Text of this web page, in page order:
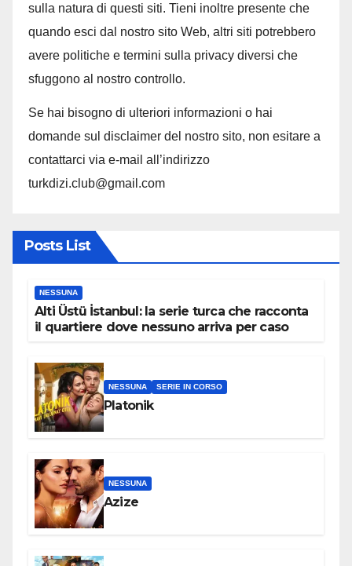
sulla natura di questi siti. Tieni inoltre presente che
quando esci dal nostro sito Web, altri siti potrebbero
avere politiche e termini sulla privacy diversi che
sfuggono al nostro controllo.
Se hai bisogno di ulteriori informazioni o hai
domande sul disclaimer del nostro sito, non esitare a
contattarci via e-mail all’indirizzo
turkdizi.club@gmail.com
Posts List
NESSUNA
Alti Üstü İstanbul: la serie turca che racconta
il quartiere dove nessuno arriva per caso
NESSUNA SERIE IN CORSO
Platonik
NESSUNA
Azize